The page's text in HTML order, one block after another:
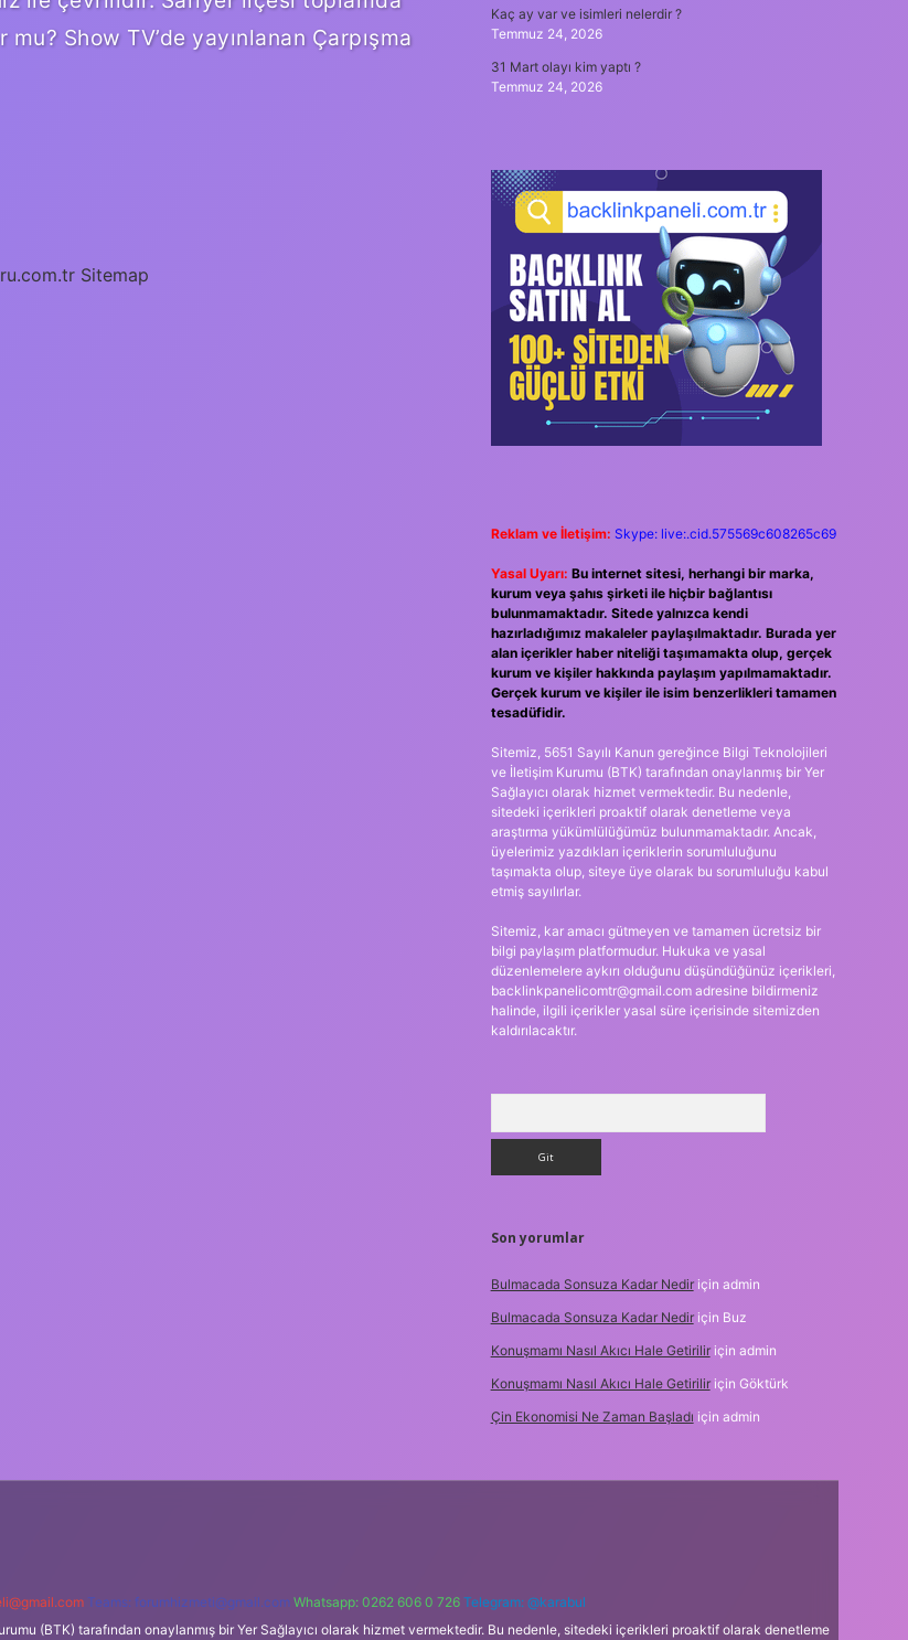
Show TV’de yayınlanan Çarpışma
Sitemap
Kaç ay var ve isimleri nelerdir ?
Temmuz 24, 2026
31 Mart olayı kim yaptı ?
Temmuz 24, 2026
Reklam ve İletişim: Skype: live:.cid.575569c608265c69
Yasal Uyarı: Bu internet sitesi, herhangi bir marka,
kurum veya şahıs şirketi ile hiçbir bağlantısı
bulunmamaktadır. Sitede yalnızca kendi
hazırladığımız makaleler paylaşılmaktadır. Burada yer
alan içerikler haber niteliği taşımamakta olup, gerçek
kurum ve kişiler hakkında paylaşım yapılmamaktadır.
Gerçek kurum ve kişiler ile isim benzerlikleri tamamen
tesadüfidir.
Sitemiz, 5651 Sayılı Kanun gereğince Bilgi Teknolojileri
ve İletişim Kurumu (BTK) tarafından onaylanmış bir Yer
Sağlayıcı olarak hizmet vermektedir. Bu nedenle,
sitedeki içerikleri proaktif olarak denetleme veya
araştırma yükümlülüğümüz bulunmamaktadır. Ancak,
üyelerimiz yazdıkları içeriklerin sorumluluğunu
taşımakta olup, siteye üye olarak bu sorumluluğu kabul
etmiş sayılırlar.
Sitemiz, kar amacı gütmeyen ve tamamen ücretsiz bir
bilgi paylaşım platformudur. Hukuka ve yasal
düzenlemelere aykırı olduğunu düşündüğünüz içerikleri,
backlinkpanelicomtr@gmail.comadresine bildirmeniz
halinde, ilgili içerikler yasal süre içerisinde sitemizden
kaldırılacaktır.
Son yorumlar
Bulmacada Sonsuza Kadar Nediriçin admin
Bulmacada Sonsuza Kadar Nediriçin Buz
Konuşmamı Nasıl Akıcı Hale Getiriliriçin admin
Konuşmamı Nasıl Akıcı Hale Getiriliriçin Göktürk
Çin Ekonomisi Ne Zaman Başladı için admin
Teams: forumhizmeti@gmail.com Whatsapp: 0262 606 0 726 Telegram: @karabul
(BTK) tarafından onaylanmış bir Yer Sağlayıcı olarak hizmet vermektedir. Bu nedenle, sitedeki içerikleri proaktif olarak denetleme